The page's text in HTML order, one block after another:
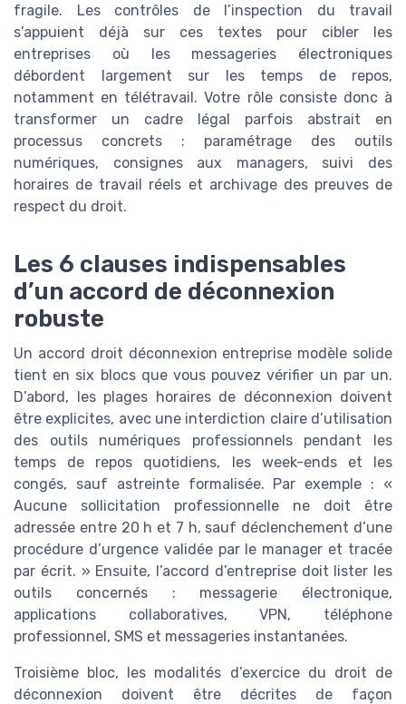
fragile. Les contrôles de l’inspection du travail
s’appuient déjà sur ces textes pour cibler les
entreprises où les messageries électroniques
débordent largement sur les temps de repos,
notamment en télétravail. Votre rôle consiste donc à
transformer un cadre légal parfois abstrait en
processus concrets : paramétrage des outils
numériques, consignes aux managers, suivi des
horaires de travail réels et archivage des preuves de
respect du droit.
Les 6 clauses indispensables
d’un accord de déconnexion
robuste
Un accord droit déconnexion entreprise modèle solide
tient en six blocs que vous pouvez vérifier un par un.
D’abord, les plages horaires de déconnexion doivent
être explicites, avec une interdiction claire d’utilisation
des outils numériques professionnels pendant les
temps de repos quotidiens, les week-ends et les
congés, sauf astreinte formalisée. Par exemple : «
Aucune sollicitation professionnelle ne doit être
adressée entre 20 h et 7 h, sauf déclenchement d’une
procédure d’urgence validée par le manager et tracée
par écrit. » Ensuite, l’accord d’entreprise doit lister les
outils concernés : messagerie électronique,
applications collaboratives, VPN, téléphone
professionnel, SMS et messageries instantanées.
Troisième bloc, les modalités d’exercice du droit de
déconnexion doivent être décrites de façon